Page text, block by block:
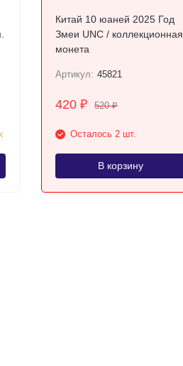
Китай 10 юаней 2025 Год
Змеи UNC / коллекционная
монета
Артикул: 45821
420₽ 520₽
Осталось 2 шт.
В корзину